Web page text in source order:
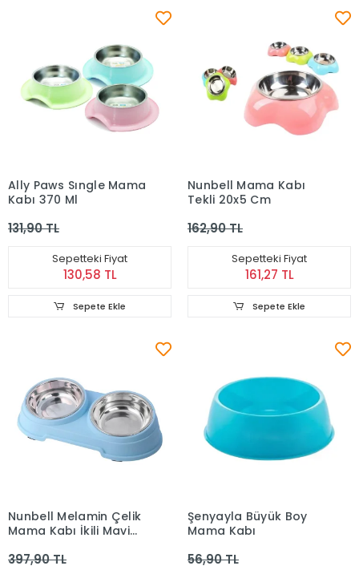
Ally Paws Sıngle Mama
Kabı 370 Ml
131,90 TL
Sepetteki Fiyat
130,58 TL
Sepete Ekle
Nunbell Mama Kabı
Tekli 20x5 Cm
162,90 TL
Sepetteki Fiyat
161,27 TL
Sepete Ekle
Nunbell Melamin Çelik
Mama Kabı İkili Mavi
397,90 TL
Şenyayla Büyük Boy
Mama Kabı
56,90 TL